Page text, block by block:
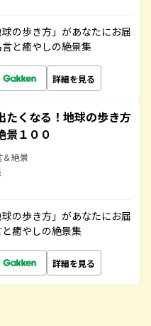
の歩き方」があなたにお届
と癒やしの絶景集
詳細を見る
たくなる！地球の歩き方
景１００
＆絶景
の歩き方」があなたにお届
癒やしの絶景集
詳細を見る